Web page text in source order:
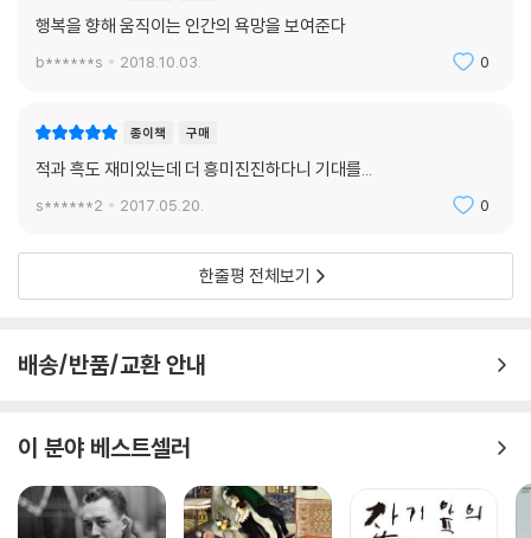
행복을 향해 움직이는 인간의 욕망을 보여준다
b******s 2018.10.03. 0
종이책 구매
적과 흑도 재미있는데 더 흥미진진하다니 기대를...
s******2 2017.05.20. 0
한줄평 전체보기
배송/반품/교환 안내
이 분야 베스트셀러